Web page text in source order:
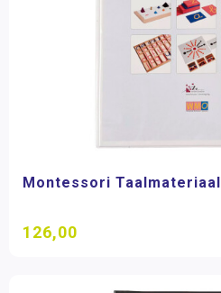
Montessori Taalmateriaal
126,00